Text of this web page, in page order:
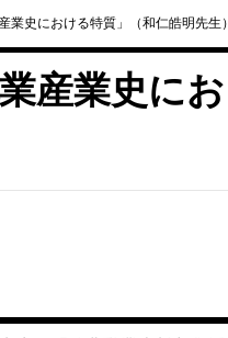
史における特質」（和仁皓明先生）
産業史にお